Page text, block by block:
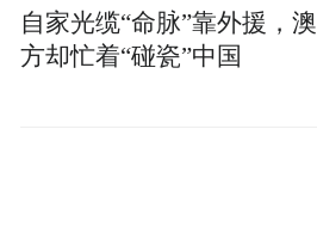
自家光缆“命脉”靠外援，澳
方却忙着“碰瓷”中国